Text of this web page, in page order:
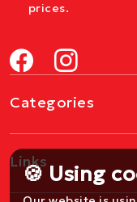
🍪 Using
prices.
Categories
Links